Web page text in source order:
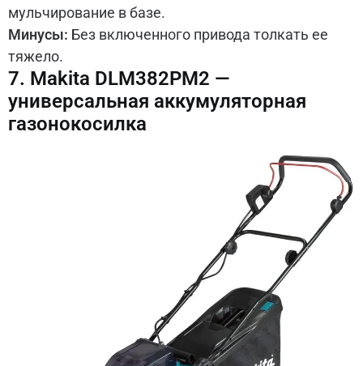
мульчирование в базе.
Минусы: Без включенного привода толкать ее
тяжело.
7. Makita DLM382PM2 —
универсальная аккумуляторная
газонокосилка